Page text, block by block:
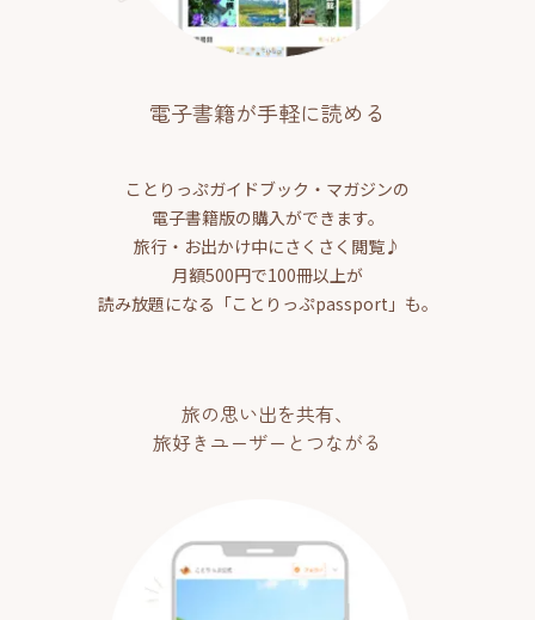
電子書籍が手軽に読める
ことりっぷガイドブック・マガジンの
電子書籍版の購入ができます。
旅行・お出かけ中にさくさく閲覧♪
月額500円で100冊以上が
読み放題になる「ことりっぷpassport」も。
旅の思い出を共有、
旅好きユーザーとつながる